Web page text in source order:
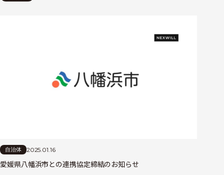
自治体 2025.01.16
愛媛県八幡浜市との連携協定締結のお知らせ